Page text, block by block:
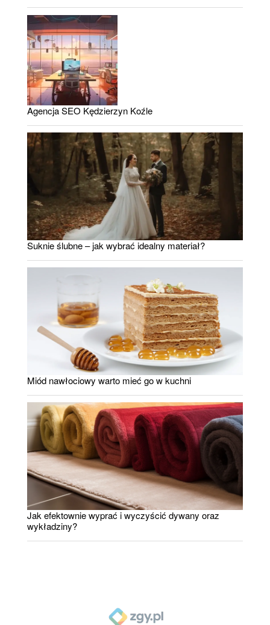
Agencja SEO Kędzierzyn Koźle
Suknie ślubne – jak wybrać idealny materiał?
Miód nawłociowy warto mieć go w kuchni
Jak efektownie wyprać i wyczyścić dywany oraz
wykładziny?